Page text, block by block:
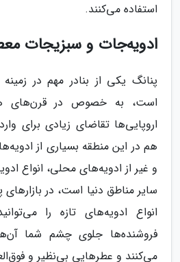
استفاده می‌کنند.
ادویه‌جات و سبزیجات
پنانگ یکی از بنادر مهم در
است، به خصوص در قرن‌های
اروپایی‌ها تقاضای زیادی برای
هم در این منطقه بسیاری از
و غیر از ادویه‌های محلی، انواع
سایر مناطق دنیا است، در
انواع ادویه‌های تازه را
فروشنده‌ها جلوی چشم شما
می‌کنند و عطرهایی بی‌نظیر و